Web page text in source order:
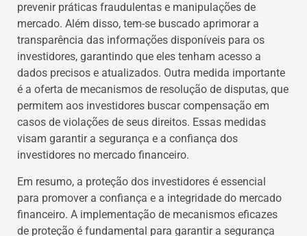
prevenir práticas fraudulentas e manipulações de
mercado. Além disso, tem-se buscado aprimorar a
transparência das informações disponíveis para os
investidores, garantindo que eles tenham acesso a
dados precisos e atualizados. Outra medida importante
é a oferta de mecanismos de resolução de disputas, que
permitem aos investidores buscar compensação em
casos de violações de seus direitos. Essas medidas
visam garantir a segurança e a confiança dos
investidores no mercado financeiro.
Em resumo, a proteção dos investidores é essencial
para promover a confiança e a integridade do mercado
financeiro. A implementação de mecanismos eficazes
de proteção é fundamental para garantir a segurança